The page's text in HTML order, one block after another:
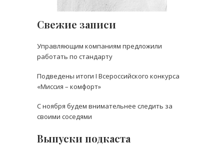
Свежие записи
Управляющим компаниям предложили
работать по стандарту
Подведены итоги I Всероссийского конкурса
«Миссия – комфорт»
С ноября будем внимательнее следить за
своими соседями
Выпуски подкаста